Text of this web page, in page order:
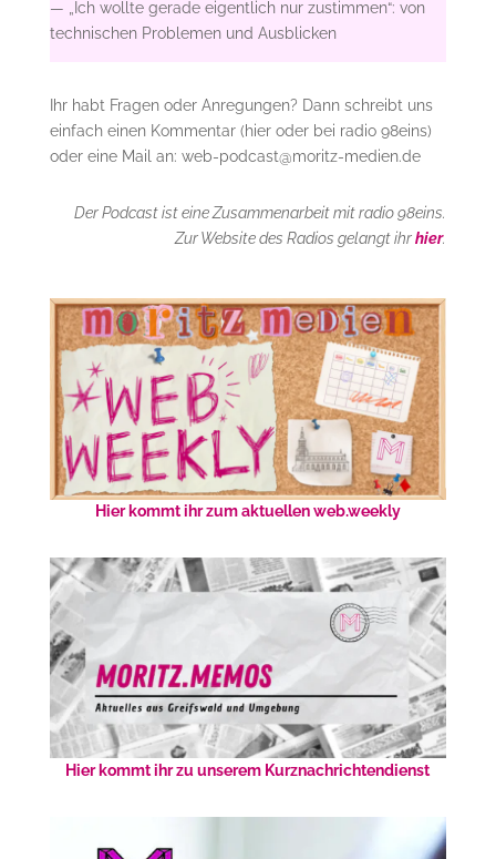
— „Ich wollte gerade eigentlich nur zustimmen“: von
technischen Problemen und Ausblicken
Ihr habt Fragen oder Anregungen? Dann schreibt uns
einfach einen Kommentar (hier oder bei radio 98eins)
oder eine Mail an: web-podcast@moritz-medien.de
Der Podcast ist eine Zusammenarbeit mit radio 98eins.
Zur Website des Radios gelangt ihrhier.
Hier kommt ihr zum aktuellen web.weekly
Hier kommt ihr zu unserem Kurznachrichtendienst